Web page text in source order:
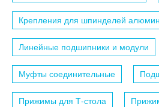
Крепления для шпинделей
Линейные подшипники и модули
Муфты соединительные
Прижимы для Т-стола